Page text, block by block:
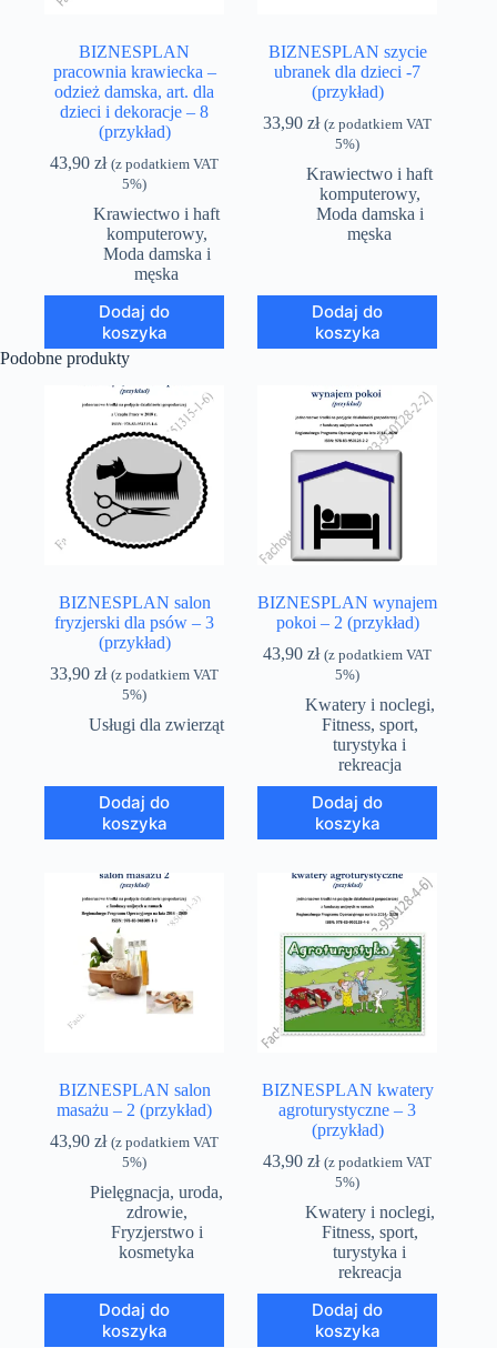
BIZNESPLAN
pracownia krawiecka –
odzież damska, art. dla
dzieci i dekoracje – 8
(przykład)
43,90zł (z podatkiem VAT
5%)
Krawiectwo i haft
komputerowy,
Moda damska i
męska
Dodaj do
koszyka
BIZNESPLAN szycie
ubranek dla dzieci -7
(przykład)
33,90zł (z podatkiem VAT
5%)
Krawiectwo i haft
komputerowy,
Moda damska i
męska
Dodaj do
koszyka
Podobne produkty
BIZNESPLAN salon
fryzjerski dla psów – 3
(przykład)
33,90zł (z podatkiem VAT
5%)
Usługi dla zwierząt
Dodaj do
koszyka
BIZNESPLAN wynajem
pokoi – 2 (przykład)
43,90zł (z podatkiem VAT
5%)
Kwatery i noclegi,
Fitness, sport,
turystyka i
rekreacja
Dodaj do
koszyka
BIZNESPLAN salon
masażu – 2 (przykład)
43,90zł (z podatkiem VAT
5%)
Pielęgnacja, uroda,
zdrowie,
Fryzjerstwo i
kosmetyka
Dodaj do
koszyka
BIZNESPLAN kwatery
agroturystyczne – 3
(przykład)
43,90zł (z podatkiem VAT
5%)
Kwatery i noclegi,
Fitness, sport,
turystyka i
rekreacja
Dodaj do
koszyka